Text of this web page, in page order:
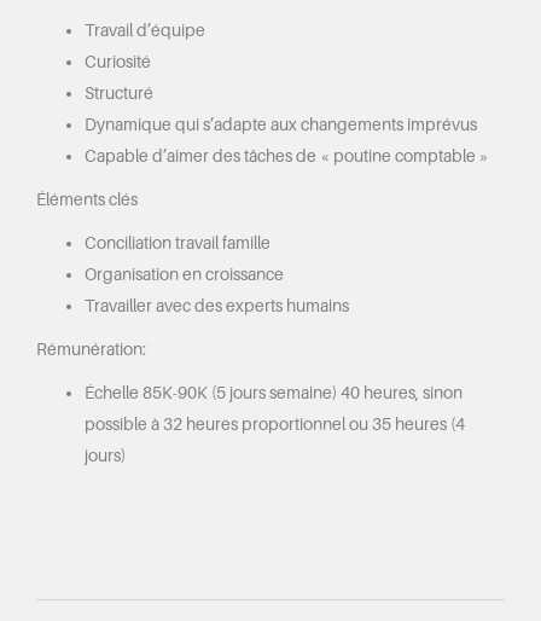
Travail d’équipe
Curiosité
Structuré
Dynamique qui s’adapte aux changements imprévus
Capable d’aimer des tâches de « poutine comptable »
Éléments clés
Conciliation travail famille
Organisation en croissance
Travailler avec des experts humains
Rémunération:
Échelle 85K-90K (5 jours semaine) 40 heures, sinon
possible à 32 heures proportionnel ou 35 heures (4
jours)